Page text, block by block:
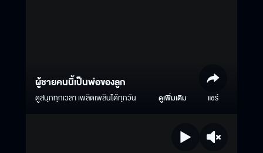
ผู้ชายคนนี้เป็นพ่อของลูก
ดูสนุกทุกเวลา เพลิดเพลินได้ทุกวัน ดูเพิ่มเติม แชร์